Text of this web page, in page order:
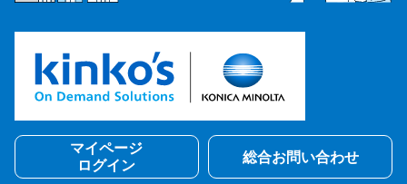
マイページ
ログイン
総合お問い合わせ